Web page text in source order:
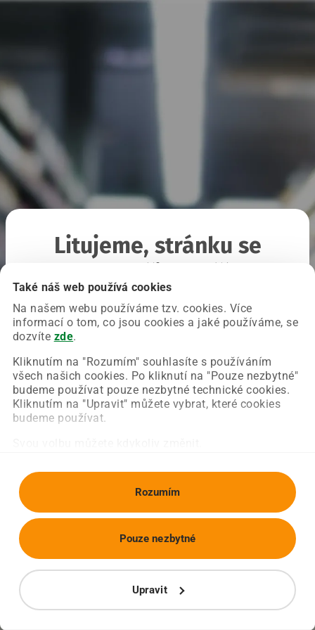
Také náš web používá cookies
Na našem webu používáme tzv. cookies. Více
informací o tom, co jsou cookies a jaké používáme, se
dozvíte zde.
Kliknutím na "Rozumím" souhlasíte s používáním
všech našich cookies. Po kliknutí na "Pouze nezbytné"
budeme používat pouze nezbytné technické cookies.
Kliknutím na "Upravit" můžete vybrat, které cookies
budeme používat.
Rozumím
Upravit
Pouze nezbytné
Litujeme, stránku se
Chyba nastala na naší straně a už ji opravujeme.
Zkuste prosím znovu načíst požadovanou stránku.
Obnovit stránku Úvodní strana